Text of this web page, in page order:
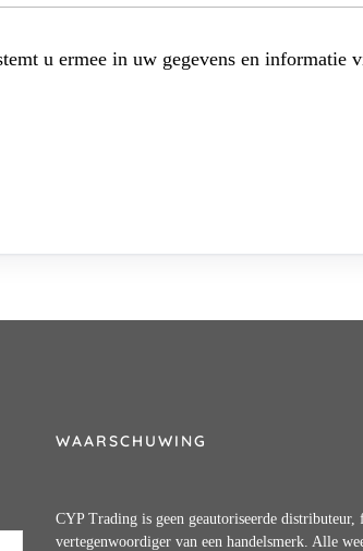
u ermee in uw gegevens en informatie
WAARSCHUWING
CYP Trading is geen geautoriseerde
vertegenwoordiger van een handelsmerk. Alle